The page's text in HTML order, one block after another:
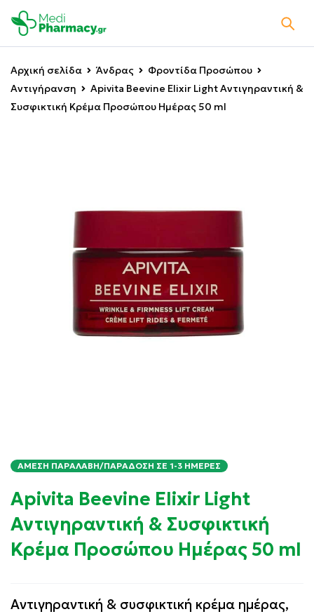
Αρχική σελίδα Άνδρας
Φροντίδα Προσώπου
Αντιγήρανση
Apivita Beevine Elixir Light Αντιγηραντική &
Συσφικτική Κρέμα Προσώπου Ημέρας 50 ml
ΆΜΕΣΗ ΠΑΡΑΛΑΒΉ/ΠΑΡΆΔΟΣΗ ΣΕ 1-3 ΗΜΈΡΕΣ
Apivita Beevine Elixir Light
Αντιγηραντική & Συσφικτική
Κρέμα Προσώπου Ημέρας 50 ml
Αντιγηραντική & συσφικτική κρέμα ημέρας,